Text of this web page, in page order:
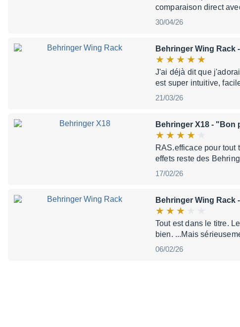
comparaison direct
30/04/26
Behringer Wing Rack
J'ai déjà dit que
est super intuitive,
21/03/26
Behringer X18 - "Bon
RAS.efficace pour tout
effets reste des
17/02/26
Behringer Wing Rack
Tout est dans le titre.
bien. ...Mais
06/02/26